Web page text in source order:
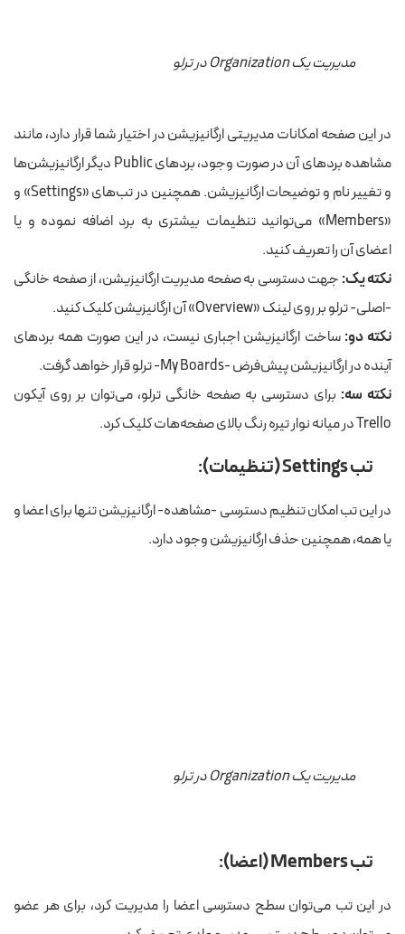
مدیریت یک Organization در ترلو
در این صفحه امکانات مدیریتی ارگانیزیشن در اختیار شما قرار دارد، مانند
مشاهده بردهای آن در صورت وجود، بردهای Public دیگر ارگانیزیشن‌ها
و تغییر نام و توضیحات ارگانیزیشن. همچنین در تب‌های «Settings» و
«Members» می‌توانید تنظیمات بیشتری به برد اضافه نموده و یا
اعضای آن را تعریف کنید.
نکته یک: جهت دسترسی به صفحه مدیریت ارگانیزیشن، از صفحه خانگی
-اصلی- ترلو بر روی لینک «Overview» آن ارگانیزیشن کلیک کنید.
نکته دو: ساخت ارگانیزیشن اجباری نیست، در این صورت همه بردهای
آینده در ارگانیزیشن پیش‌فرض -My Boards- ترلو قرار خواهد گرفت.
نکته سه: برای دسترسی به صفحه خانگی ترلو، می‌توان بر روی آیکون
Trello در میانه نوار تیره رنگ بالای صفحه‌هات کلیک کرد.
تب Settings (تنظیمات):
در این تب امکان تنظیم دسترسی -مشاهده- ارگانیزیشن تنها برای اعضا و
یا همه، همچنین حذف ارگانیزیشن وجود دارد.
مدیریت یک Organization در ترلو
تب Members (اعضا):
در این تب می‌توان سطح دسترسی اعضا را مدیریت کرد، برای هر عضو